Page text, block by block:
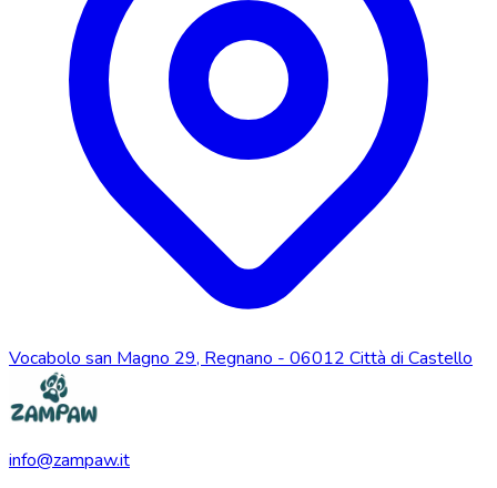
Vocabolo san Magno 29, Regnano - 06012 Città di Castello
info@zampaw.it